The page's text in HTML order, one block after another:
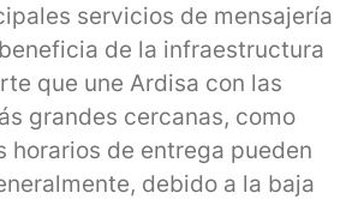
servicios de mensajería
de la infraestructura
que une Ardisa con las
grandes cercanas, como
horarios de entrega pueden
debido a la baja